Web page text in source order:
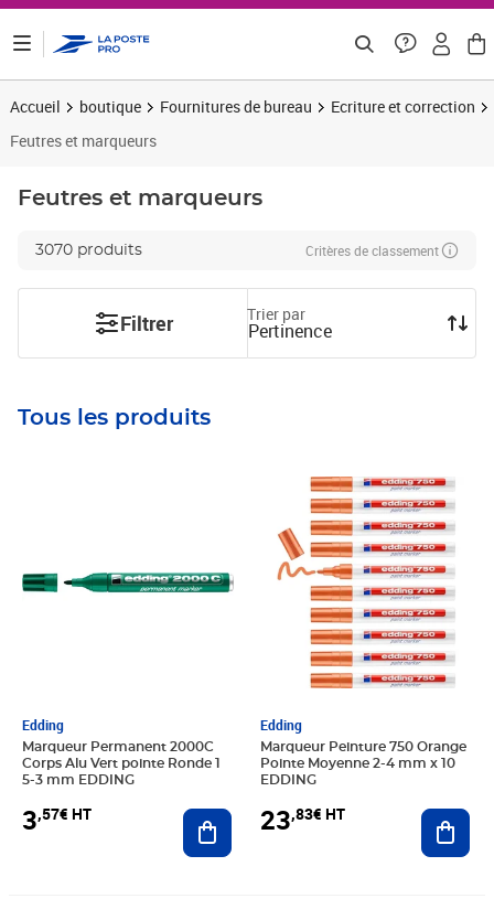
Accueil boutique Fournitures de bureau
Ecriture et correction
Feutres et marqueurs
Feutres et marqueurs
3070 produits Critères de classement
Filtrer Trier par
Pertinence
Tous les produits
Edding
Marqueur Permanent 2000C
Corps Alu Vert pointe Ronde 1
5-3 mm EDDING
3,57€ HT Ajouter au panier
Edding
Marqueur Peinture 750 Orange
Pointe Moyenne 2-4 mm x 10
EDDING
23,83€ HT
Prix 23,83€ HT